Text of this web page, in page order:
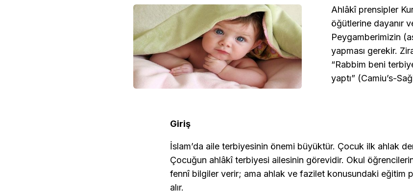
Ahlâkî prensipler
öğütlerine dayanır
Peygamberimizin
yapması gerekir.
“Rabbim beni
yaptı” (Camiu’s-
Giriş
İslam’da aile terbiyesinin önemi büyüktür. Çocuk ilk ahlak
Çocuğun ahlâkî terbiyesi ailesinin görevidir. Okul
fennî bilgiler verir; ama ahlak ve fazilet konusundaki eğitim
alır.